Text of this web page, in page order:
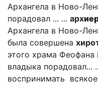
Архангела в Ново-
порадовал ... ... арх
Архангела в Ново-
была совершена
этого храма
владыка порадовал...
воспринимать